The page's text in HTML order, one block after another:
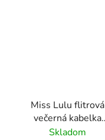
Miss Lulu flitrová
večerná kabelka
LH1765, modrá
Skladom